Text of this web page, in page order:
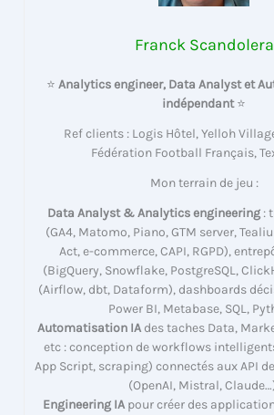
Franck Scandolera
⭐ Analytics engineer, Data Analyst et
indépendant⭐
Ref clients : Logis Hôtel, Yelloh
Fédération Football Français,
Mon terrain de jeu :
Data Analyst & Analytics engineering :
(GA4, Matomo, Piano, GTM server,
Act, e-commerce, CAPI, RGPD),
(BigQuery, Snowflake, PostgreSQL,
(Airflow, dbt, Dataform), dashboards
Power BI, Metabase, SQL,
Automatisation IAdes taches Data,
etc : conception de workflows
App Script, scraping) connectés aux API
(OpenAI, Mistral,
Engineering IApour créer des